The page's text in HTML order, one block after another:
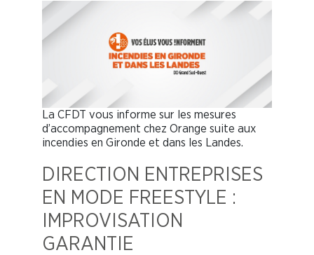
La CFDT vous informe sur les mesures
d’accompagnement chez Orange suite aux
incendies en Gironde et dans les Landes.
DIRECTION ENTREPRISES
EN MODE FREESTYLE :
IMPROVISATION
GARANTIE